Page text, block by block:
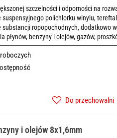
szczelności i odporności na
suspensyjnego polichlorku winylu,
substancji ropopochodnych, dodatkowo
płynów, benzyny i olejów, gazów,
Do przechowalni
i olejów 8x1,6mm